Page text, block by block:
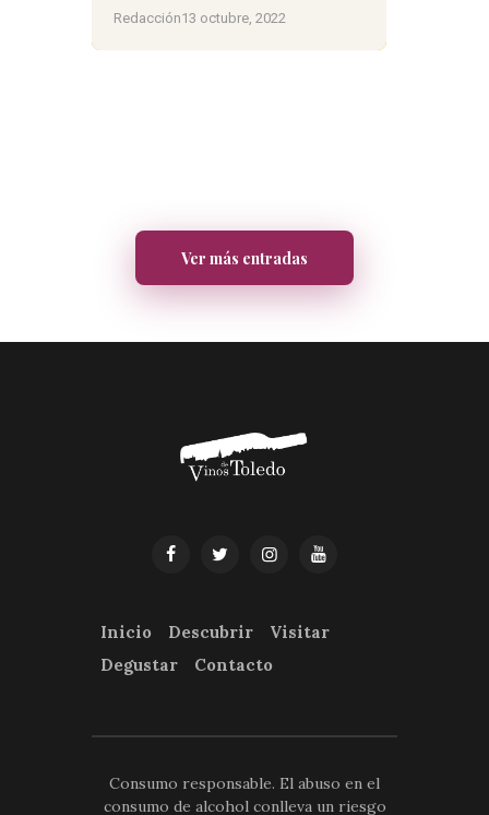
Redacción13 octubre, 2022
Ver más entradas
Inicio Descubrir
Visitar
Degustar
Contacto
Consumo responsable. El abuso en el
consumo de alcohol conlleva un riesgo